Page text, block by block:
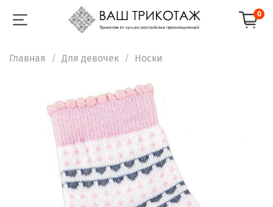
0
Главная Для девочек Носки